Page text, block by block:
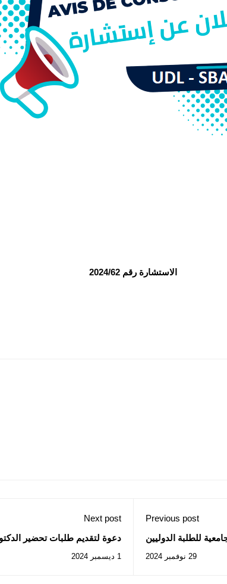
الاستشارة رقم 2024/62
Previous post
للطلبة الدوليين
29 نوفمبر 2024
Next post
دعوة لتقديم طلبات تحضير
1 ديسمبر 2024